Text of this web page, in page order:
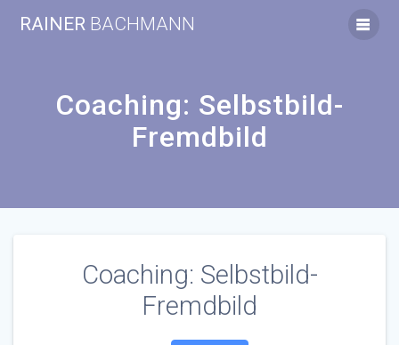
RAINER BACHMANN
Coaching: Selbstbild-
Fremdbild
Coaching: Selbstbild-
Fremdbild